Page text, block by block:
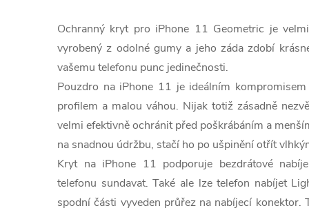
Ochranný kryt pro iPhone 11 Geometric je
vyrobený z odolné gumy a jeho záda zdobí
vašemu telefonu punc jedinečnosti.
Pouzdro na iPhone 11 je ideálním
profilem a malou váhou. Nijak totiž zásadně
velmi efektivně ochránit před poškrábáním a
na snadnou údržbu, stačí ho po ušpinění otřít
Kryt na iPhone 11 podporuje bezdrátové
telefonu sundavat. Také ale lze telefon nabíjet
spodní části vyveden průřez na nabíjecí konektor.